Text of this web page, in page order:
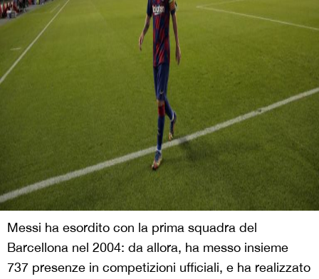
Messi ha esordito con la prima squadra del
Barcellona nel 2004: da allora, ha messo insieme
737 presenze in competizioni ufficiali, e ha realizzato